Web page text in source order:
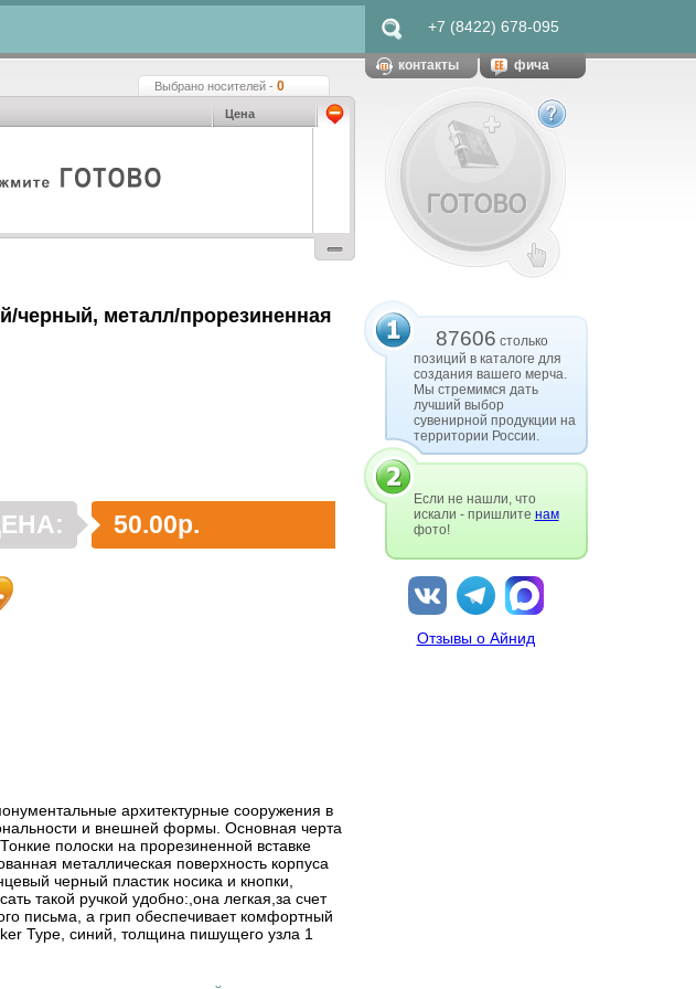
+7 (8422) 678-095
Выбрано носителей - 0
Цена
черный, металл/прорезиненная
50.00р.
архитектурные сооружения в
и внешней формы. Основная черта
полоски на прорезиненной вставке
металлическая поверхность корпуса
черный пластик носика и кнопки,
такой ручкой удобно:,она легкая,за счет
письма, а грип обеспечивает комфортный
Type, синий, толщина пишущего узла 1
контакты фича
87606 столько
позиций в каталоге для
создания вашего мерча.
Мы стремимся дать
лучший выбор
сувенирной продукции на
территории России.
Если не нашли, что
искали - пришлите нам
фото!
Отзывы о Айнид